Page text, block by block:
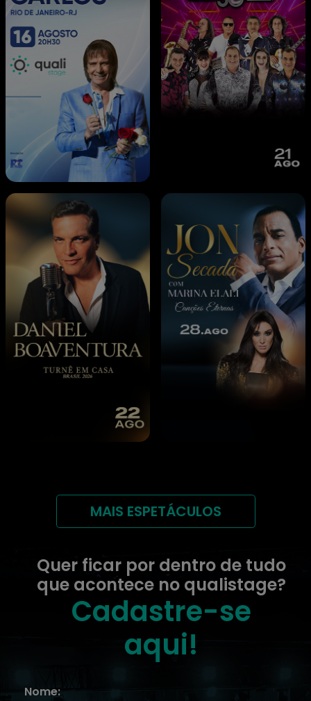
MAIS ESPETÁCULOS
Quer ficar por dentro de tudo
que acontece no qualistage?
Cadastre-se
aqui!
Nome: